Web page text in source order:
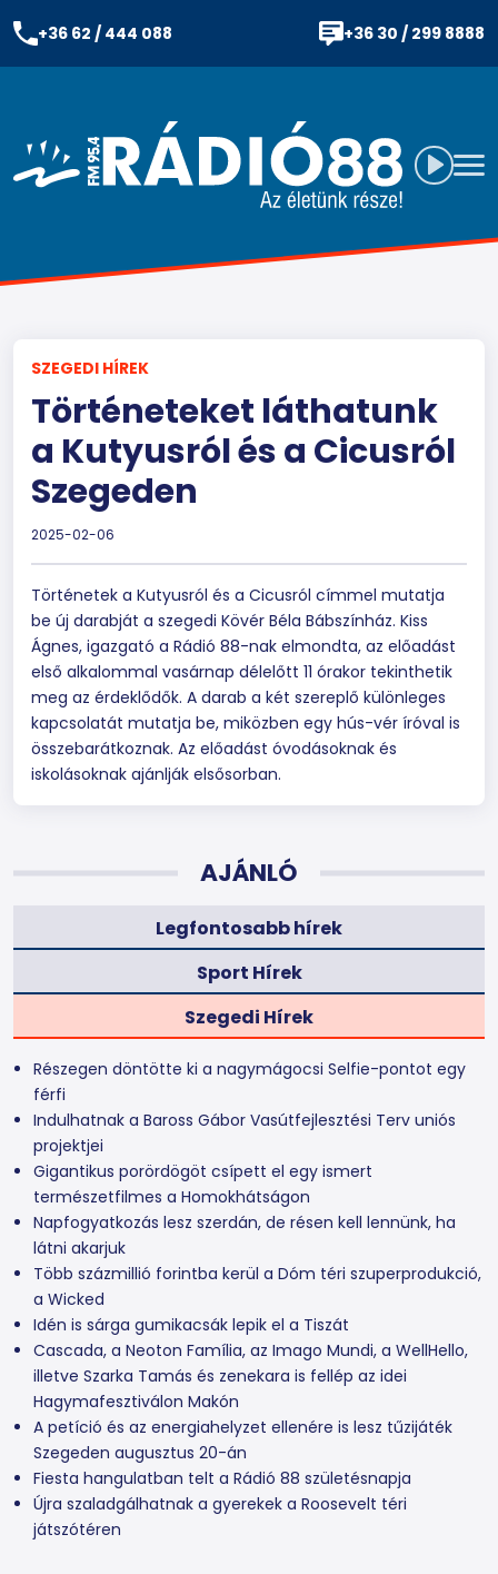
+36 62 / 444 088 +36 30 / 299 8888
SZEGEDI HÍREK
Történeteket láthatunk
a Kutyusról és a Cicusról
Szegeden
2025-02-06
Történetek a Kutyusról és a Cicusról címmel mutatja
be új darabját a szegedi Kövér Béla Bábszínház. Kiss
Ágnes, igazgató a Rádió 88-nak elmondta, az előadást
első alkalommal vasárnap délelőtt 11 órakor tekinthetik
meg az érdeklődők. A darab a két szereplő különleges
kapcsolatát mutatja be, miközben egy hús-vér íróval is
összebarátkoznak. Az előadást óvodásoknak és
iskolásoknak ajánlják elsősorban.
AJÁNLÓ
Legfontosabb hírek
Sport Hírek
Szegedi Hírek
Részegen döntötte ki a nagymágocsi Selfie-pontot egy
férfi
Indulhatnak a Baross Gábor Vasútfejlesztési Terv uniós
projektjei
Gigantikus porördögöt csípett el egy ismert
természetfilmes a Homokhátságon
Napfogyatkozás lesz szerdán, de résen kell lennünk, ha
látni akarjuk
Több százmillió forintba kerül a Dóm téri szuperprodukció,
a Wicked
Idén is sárga gumikacsák lepik el a Tiszát
Cascada, a Neoton Família, az Imago Mundi, a WellHello,
illetve Szarka Tamás és zenekara is fellép az idei
Hagymafesztiválon Makón
A petíció és az energiahelyzet ellenére is lesz tűzijáték
Szegeden augusztus 20-án
Fiesta hangulatban telt a Rádió 88 születésnapja
Újra szaladgálhatnak a gyerekek a Roosevelt téri
játszótéren